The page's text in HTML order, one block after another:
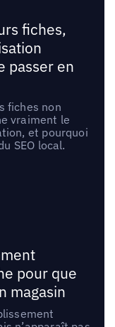
fiches,
passer en
fiches non
vraiment le
et pourquoi
SEO local.
pour que
magasin